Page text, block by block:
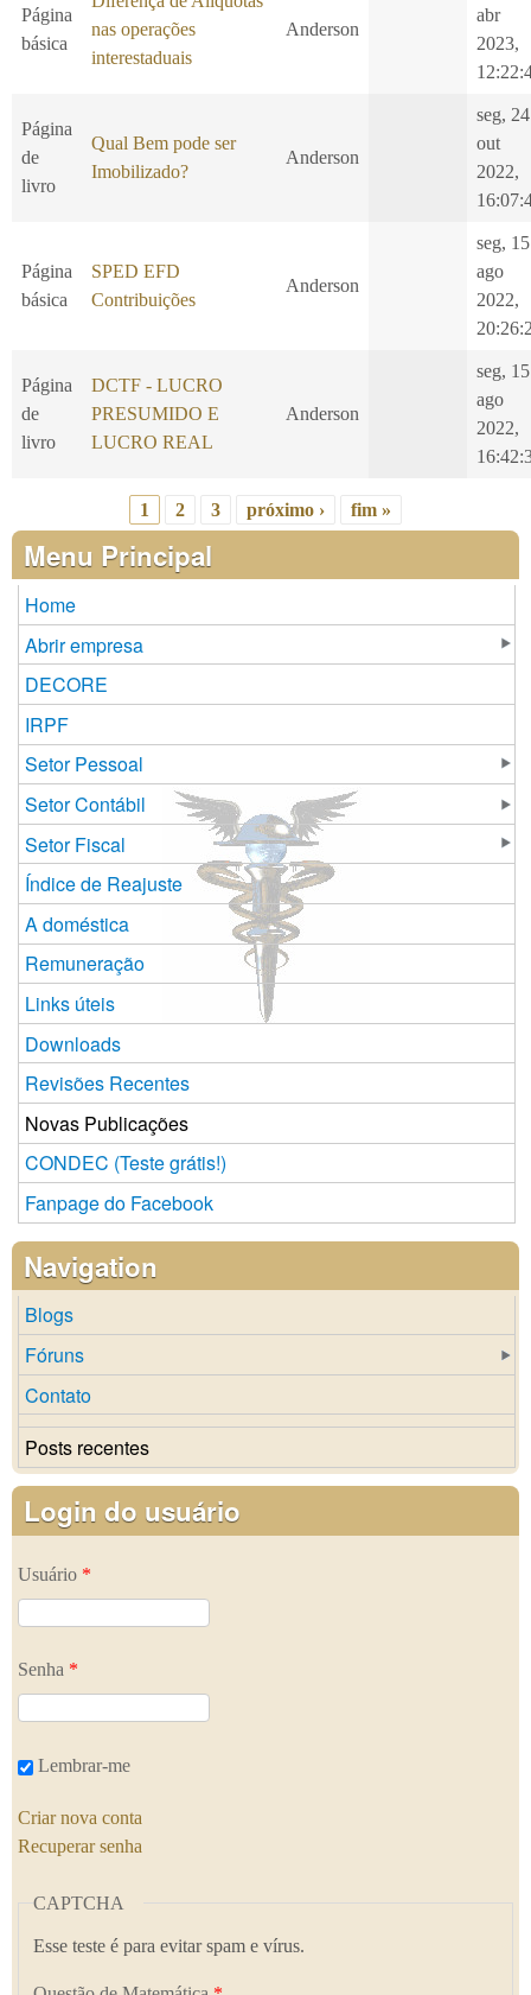
Página
básica
nas operações
interestaduais
Anderson
abr
2023,
Página
de
livro
Qual Bem pode ser
Imobilizado?
Anderson
seg, 24
out
2022,
Página
básica
SPED EFD
Contribuições
Anderson
seg, 15
ago
2022,
Página
de
livro
DCTF - LUCRO
PRESUMIDO E
LUCRO REAL
Anderson
seg, 15
ago
2022,
Páginas
1 2 3 próximo › fim »
Menu Principal
Home
Abrir empresa
DECORE
IRPF
Setor Pessoal
Setor Contábil
Setor Fiscal
Índice de Reajuste
A doméstica
Remuneração
Links úteis
Downloads
Revisões Recentes
Novas Publicações
CONDEC (Teste grátis!)
Fanpage do Facebook
Navigation
Blogs
Fóruns
Contato
Posts recentes
Login do usuário
Usuário *
Senha *
Lembrar-me
Criar nova conta
Recuperar senha
CAPTCHA
Esse teste é para evitar spam e vírus.